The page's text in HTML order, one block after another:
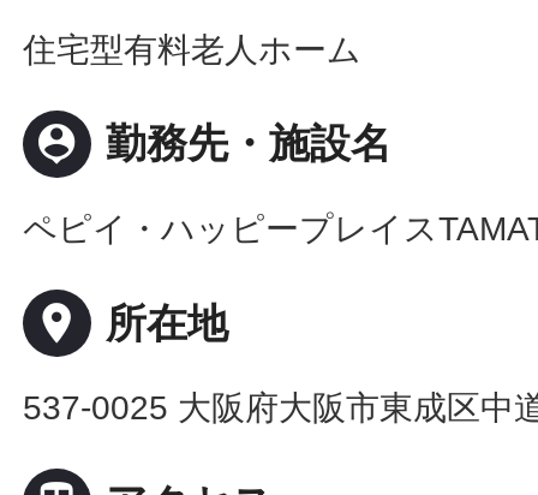
住宅型有料老人ホーム
person_pin 勤務先・施設名
ペピイ・ハッピープレイス
place 所在地
537-0025 大阪府大阪市東成区中